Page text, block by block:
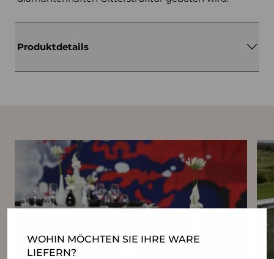
WOHIN MÖCHTEN SIE IHRE WARE
LIEFERN?
Produktdetails